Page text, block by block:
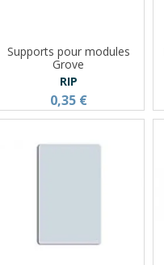
Supports pour modules
Grove
RIP
0,35 €